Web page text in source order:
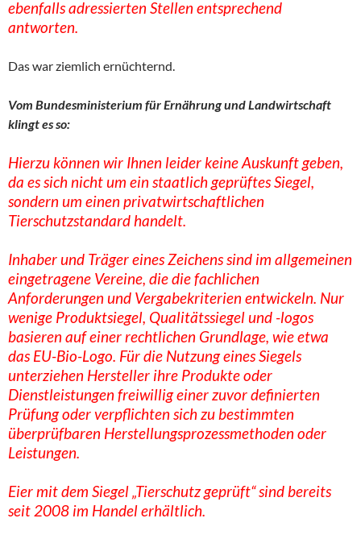
ebenfalls adressierten Stellen entsprechend
antworten.
Das war ziemlich ernüchternd.
Vom Bundesministerium für Ernährung und Landwirtschaft
klingt es so:
Hierzu können wir Ihnen leider keine Auskunft geben,
da es sich nicht um ein staatlich geprüftes Siegel,
sondern um einen privatwirtschaftlichen
Tierschutzstandard handelt.
Inhaber und Träger eines Zeichens sind im allgemeinen
eingetragene Vereine, die die fachlichen
Anforderungen und Vergabekriterien entwickeln. Nur
wenige Produktsiegel, Qualitätssiegel und -logos
basieren auf einer rechtlichen Grundlage, wie etwa
das EU-Bio-Logo. Für die Nutzung eines Siegels
unterziehen Hersteller ihre Produkte oder
Dienstleistungen freiwillig einer zuvor definierten
Prüfung oder verpflichten sich zu bestimmten
überprüfbaren Herstellungsprozessmethoden oder
Leistungen.
Eier mit dem Siegel „Tierschutz geprüft“ sind bereits
seit 2008 im Handel erhältlich.